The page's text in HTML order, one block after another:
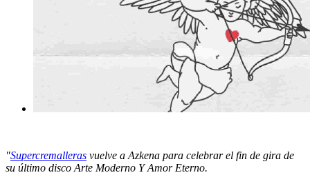
"Supercremalleras vuelve a Azkena para celebrar el fin de gira de
su último disco Arte Moderno Y Amor Eterno.